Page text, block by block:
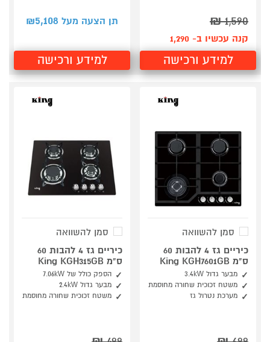
1,590
₪
קנה עכשיו ב- 1,290
למידע ורכישה
תן הצעה מעל ₪ 5,108
למידע ורכישה
סמן להשוואה
כיריים גז 4 להבות 60
ס"מ King KGH7601GB
מבער גדול 3.4kW
משטח זכוכית שחורה מחוסמת
מערכת נטרול גז
סמן להשוואה
כיריים גז 4 להבות 60
ס"מ King KGH315GB
הספק כולל של 7.06kW
מבער גדול 2.4kW
משטח זכוכית שחורה מחוסמת